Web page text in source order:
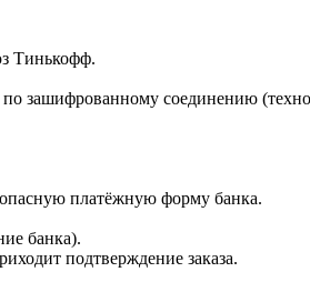
Тинькофф.
зашифрованному соединению
платёжную форму банка.
банка).
подтверждение заказа.